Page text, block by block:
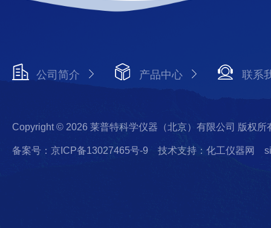
公司简介 产品中心 联系
Copyright © 2026 莱普特科学仪器（北京）有限公司 版权所
备案号：京ICP备13027465号-9 技术支持：化工仪器网